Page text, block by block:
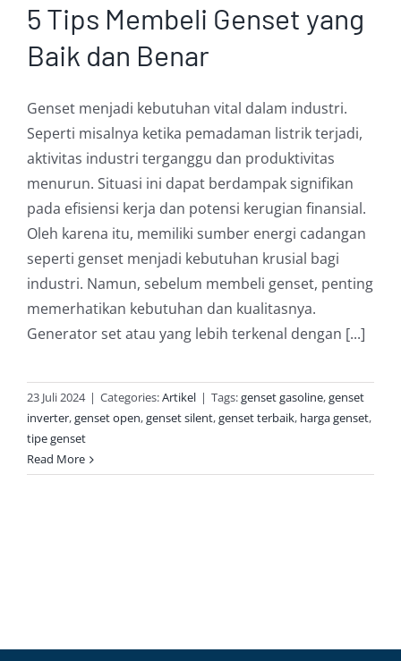
5 Tips Membeli Genset yang
Baik dan Benar
Genset menjadi kebutuhan vital dalam industri.
Seperti misalnya ketika pemadaman listrik terjadi,
aktivitas industri terganggu dan produktivitas
menurun. Situasi ini dapat berdampak signifikan
pada efisiensi kerja dan potensi kerugian finansial.
Oleh karena itu, memiliki sumber energi cadangan
seperti genset menjadi kebutuhan krusial bagi
industri. Namun, sebelum membeli genset, penting
memerhatikan kebutuhan dan kualitasnya.
Generator set atau yang lebih terkenal dengan [...]
23 Juli 2024 | Categories:Artikel | Tags:genset gasoline,genset
inverter,genset open,genset silent,genset terbaik, harga genset,
tipe genset
Read More